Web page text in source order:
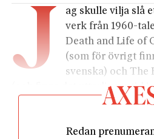
J
ag skulle vilja slå
verk från 1960-
Death and Life of
(som för övrigt
svenska) och The
(och finns det ytterligare tid i
passa på att läs Cities and
vars teorier ligger bakom all
Redan